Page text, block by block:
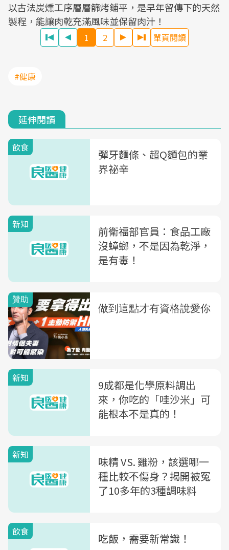
以古法炭燻工序層層篩烤鋪平，是早年留傳下的天然
製程，能讓肉乾充滿風味並保留肉汁！
1 2 單頁閱讀
#健康
延伸閱讀
飲食
彈牙麵條、超Q麵包的業
界祕辛
新知
前衛福部官員：食品工廠
沒蟑螂，不是因為乾淨，
是有毒！
新知
9成都是化學原料調出
來，你吃的「哇沙米」可
能根本不是真的！
新知
味精 VS. 雞粉，該選哪一
種比較不傷身？揭開被冤
了10多年的3種調味料
飲食 吃飯，需要新常識！